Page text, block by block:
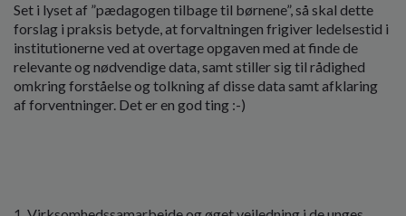
Set i lyset af ”pædagogen tilbage til børnene”, så skal dette
forslag i praksis betyde, at forvaltningen frigiver ledelsestid i
institutionerne ved at overtage opgaven med at finde de
relevante og nødvendige data, samt stiller sig til rådighed
omkring forståelse og tolkning af disse data samt afklaring
af forventninger. Det er en god ting :-)